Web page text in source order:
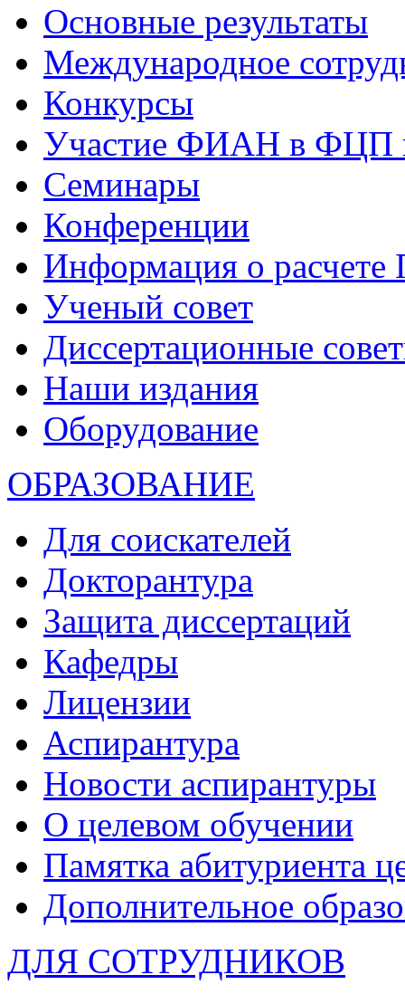
Основные результаты
Международное
Конкурсы
Участие ФИАН в ФЦП
Семинары
Конференции
Информация о
Ученый совет
Диссертационные
Наши издания
Оборудование
ОБРАЗОВАНИЕ
Для соискателей
Докторантура
Защита диссертаций
Кафедры
Лицензии
Аспирантура
Новости аспирантуры
О целевом обучении
Памятка абитуриента
Дополнительное
ДЛЯ СОТРУДНИКОВ